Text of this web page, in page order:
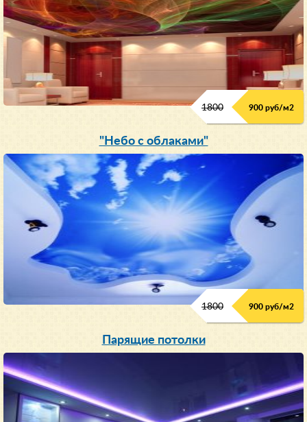
1800 900 руб/м2
"Небо с облаками"
1800 900 руб/м2
Парящие потолки